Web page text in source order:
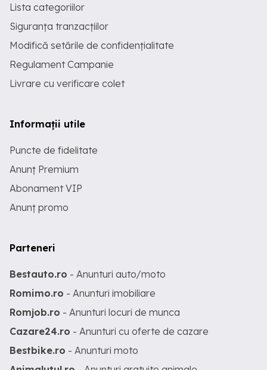
Lista categoriilor
Siguranța tranzacțiilor
Modifică setările de confidențialitate
Regulament Campanie
Livrare cu verificare colet
Informații utile
Puncte de fidelitate
Anunț Premium
Abonament VIP
Anunț promo
Parteneri
Bestauto.ro - Anunturi auto/moto
Romimo.ro - Anunturi imobiliare
Romjob.ro - Anunturi locuri de munca
Cazare24.ro - Anunturi cu oferte de cazare
Bestbike.ro - Anunturi moto